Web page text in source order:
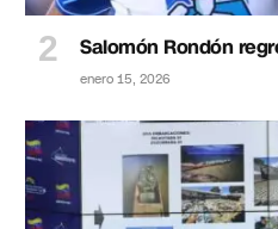
Salomón Rondón
enero 15, 2026